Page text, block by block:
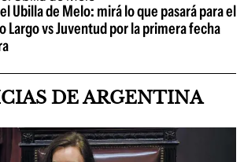
Ubilla de Melo: mirá lo que pasará para el
Largo vs Juventud por la primera fecha
DE ARGENTINA